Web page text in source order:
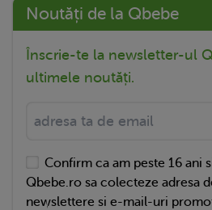
Noutăți de la Qbebe
Înscrie-te la newsletter-ul
ultimele noutăți.
Confirm ca am peste 16 ani
Qbebe.ro sa colecteze adresa
newslettere si e-mail-uri